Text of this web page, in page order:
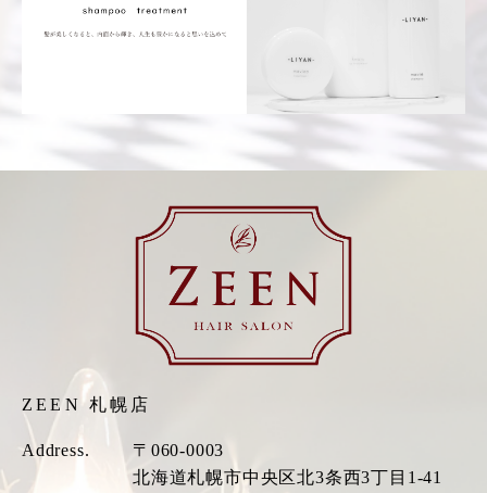
ZEEN 札幌店
Address.
〒060-0003
北海道札幌市中央区北3条西3丁目1-41